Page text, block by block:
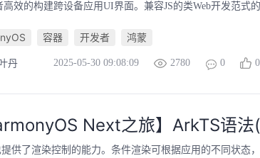
高效的构建跨设备应用UI界面。兼容JS的类Web开发范式
容器 开发者 鸿蒙
丹 2025-05-30 09:08:09 2780 0 0
Next之旅】ArkTS语
供了渲染控制的能力。条件渲染可根据应用的不同状态